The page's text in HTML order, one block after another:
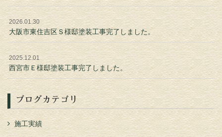
2026.01.30
大阪市東住吉区Ｓ様邸塗装工事完了しました。
2025.12.01
西宮市Ｅ様邸塗装工事完了しました。
ブログカテゴリ
施工実績